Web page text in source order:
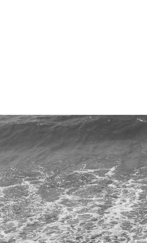
グアム 2016
グアム 2009